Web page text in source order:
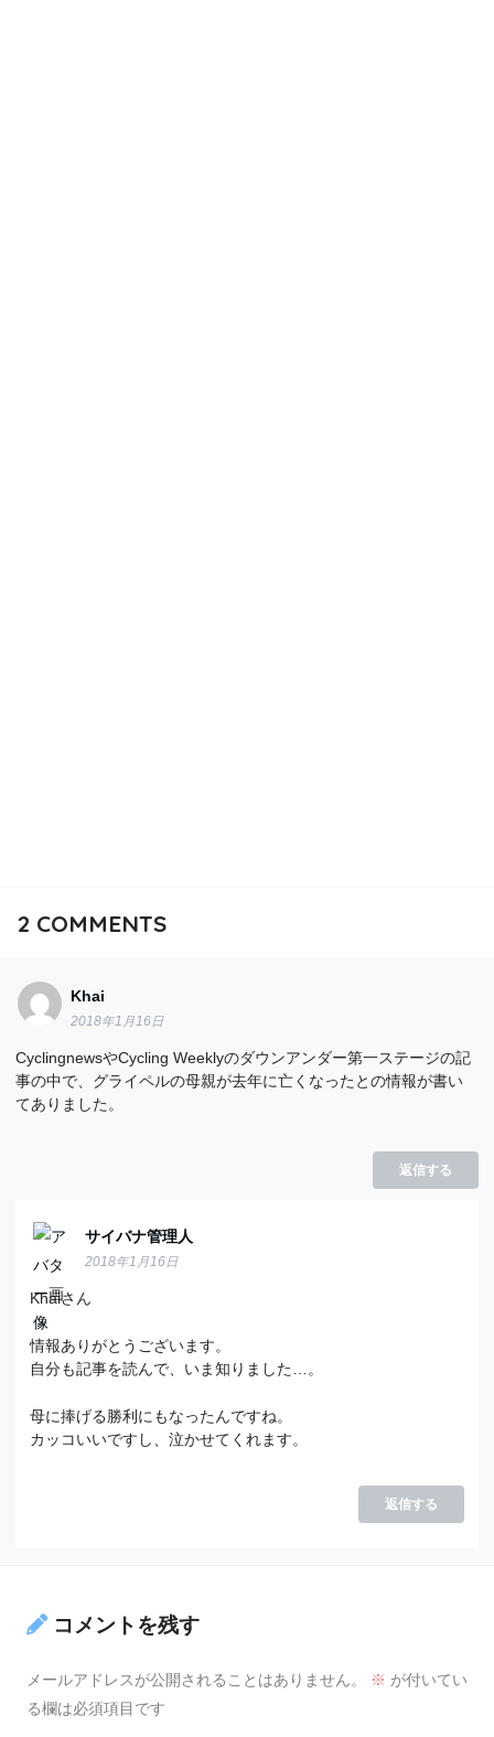
2 COMMENTS
Khai
2018年1月16日
CyclingnewsやCycling Weeklyのダウンアンダー第一ステージの記
事の中で、グライペルの母親が去年に亡くなったとの情報が書い
てありました。
返信する
サイバナ管理人
2018年1月16日
Khaiさん
情報ありがとうございます。
自分も記事を読んで、いま知りました…。
母に捧げる勝利にもなったんですね。
カッコいいですし、泣かせてくれます。
返信する
コメントを残す
メールアドレスが公開されることはありません。 ※ が付いてい
る欄は必須項目です